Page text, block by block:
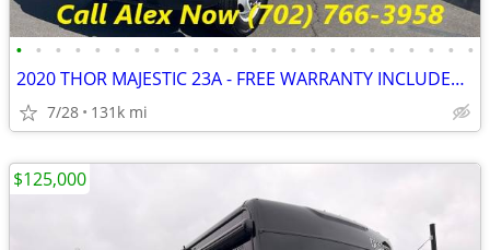
• • • • • • • • • • • • • • • • • • • • • • • •
2020 THOR MAJESTIC 23A - FREE WARRANTY INCLUDED!! WE FINANCE-CALL NOW
7/28 131k mi
$125,000